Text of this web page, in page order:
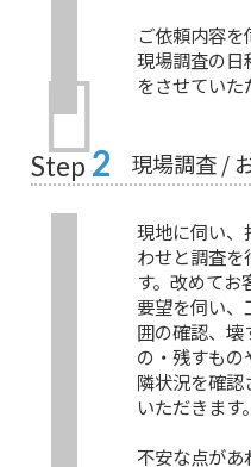
ご依頼内容を
現場調査の日
をさせていた
Step 2 現場調査 /
現地に伺い、
わせと調査を
す。改めてお
要望を伺い、
囲の確認、壊
の・残すもの
隣状況を確認
いただきます。
不安な点があ